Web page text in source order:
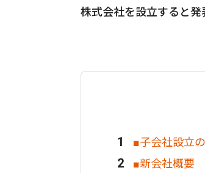
株式会社を設立すると発
■子会社設立
■新会社概要